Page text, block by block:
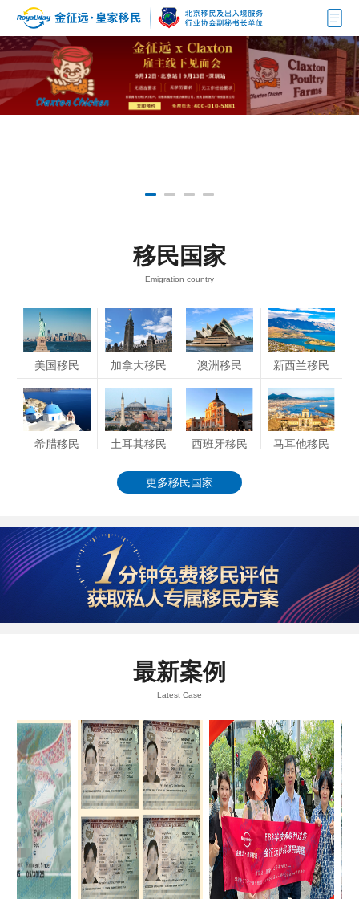
移民国家
Emigration country
美国移民 加拿大移民 澳洲移民 新西兰移民
希腊移民 土耳其移民 西班牙移民 马耳他移民
更多移民国家
最新案例
Latest Case